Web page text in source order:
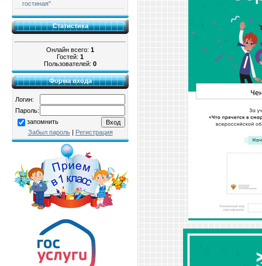
гостиная"
Статистика
Онлайн всего: 1
Гостей: 1
Пользователей: 0
Форма входа
Логин:
Пароль:
запомнить
Забыл пароль| Регистрация